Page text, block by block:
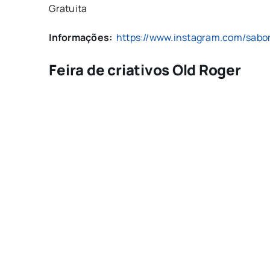
Gratuita
Informações: https://www.instagram.com/
Feira de criativos Old Roger